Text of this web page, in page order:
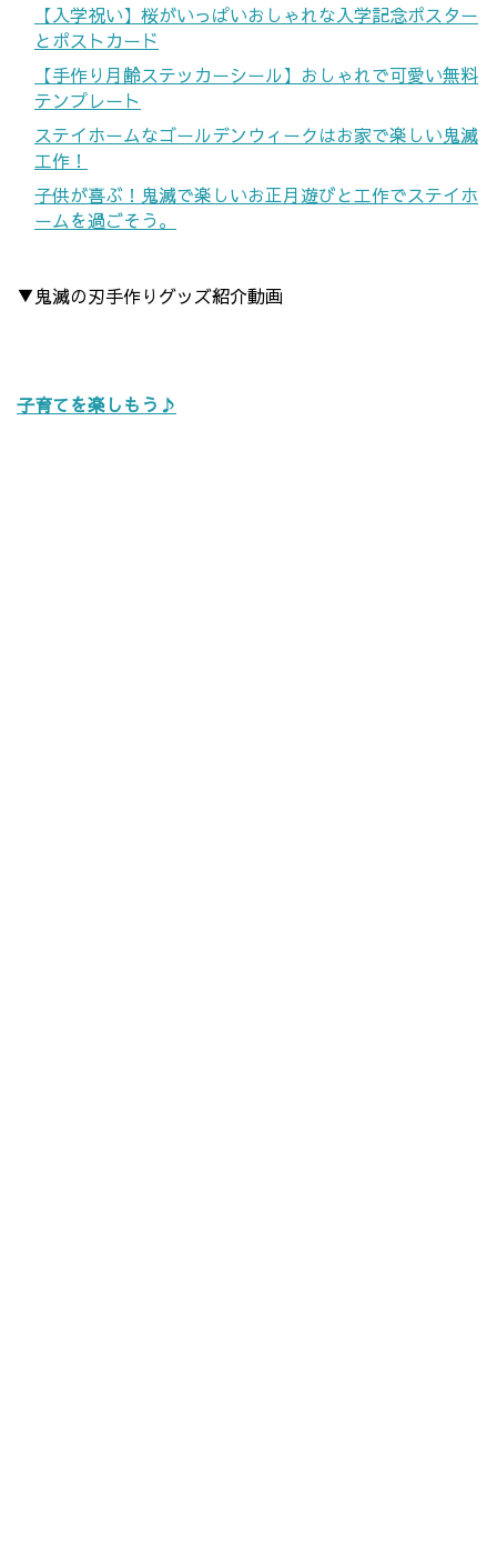
【入学祝い】桜がいっぱいおしゃれな入学記念ポスター
とポストカード
【手作り月齢ステッカーシール】おしゃれで可愛い無料
テンプレート
ステイホームなゴールデンウィークはお家で楽しい鬼滅
工作！
子供が喜ぶ！鬼滅で楽しいお正月遊びと工作でステイホ
ームを過ごそう。
▼鬼滅の刃手作りグッズ紹介動画
子育てを楽しもう♪